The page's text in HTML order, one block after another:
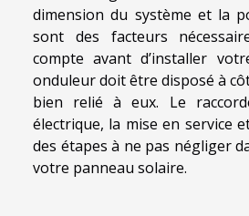
dimension du système et la
sont des facteurs
compte avant d’installer
onduleur doit être disposé à
bien relié à eux. Le
électrique, la mise en service
des étapes à ne pas négliger
votre panneau solaire.